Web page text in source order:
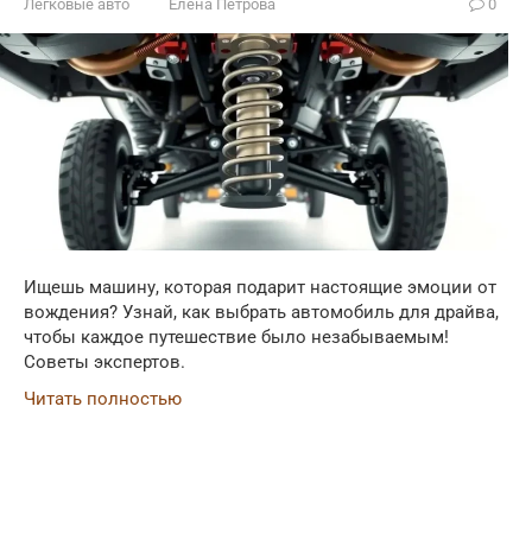
Легковые авто Елена Петрова 0
Ищешь машину, которая подарит настоящие эмоции от
вождения? Узнай, как выбрать автомобиль для драйва,
чтобы каждое путешествие было незабываемым!
Советы экспертов.
Читать полностью